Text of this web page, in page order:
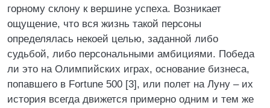
горному склону к вершине успеха. Возникает
ощущение, что вся жизнь такой персоны
определялась некоей целью, заданной либо
судьбой, либо персональными амбициями. Победа
ли это на Олимпийских играх, основание бизнеса,
попавшего в Fortune 500 [3], или полет на Луну – их
история всегда движется примерно одним и тем же